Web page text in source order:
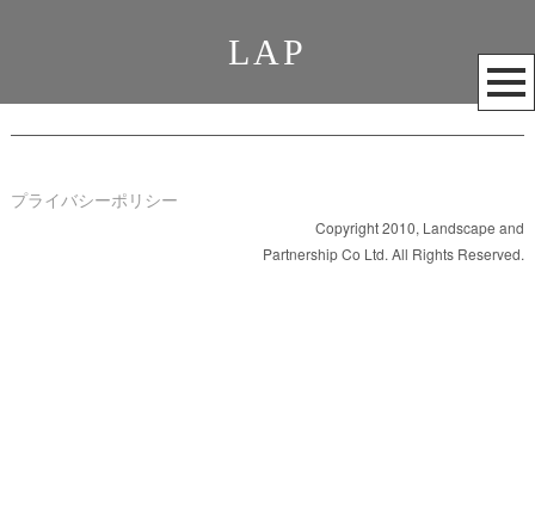
LAP
メ
ニ
ュ
開
く
プライバシーポリシー
Copyright 2010, Landscape and
Partnership Co Ltd. All Rights Reserved.